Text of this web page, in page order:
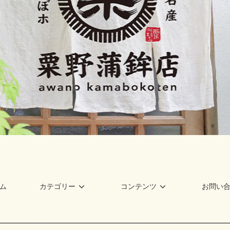
カテゴリー コンテンツ お問い